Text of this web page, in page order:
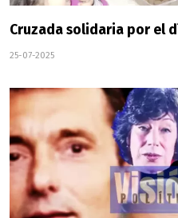
Cruzada solidaria por el
25-07-2025